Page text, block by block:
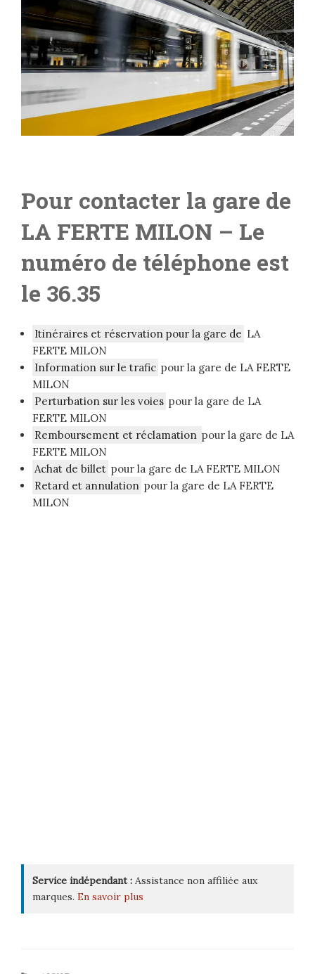
Pour contacter la gare de
LA FERTE MILON – Le
numéro de téléphone est
le 36.35
Itinéraires et réservation pour la gare de LA
FERTE MILON
Information sur le trafic pour la gare de LA FERTE
MILON
Perturbation sur les voies pour la gare de LA
FERTE MILON
Remboursement et réclamation pour la gare de LA
FERTE MILON
Achat de billet pour la gare de LA FERTE MILON
Retard et annulation pour la gare de LA FERTE
MILON
Service indépendant : Assistance non affiliée aux
marques. En savoir plus